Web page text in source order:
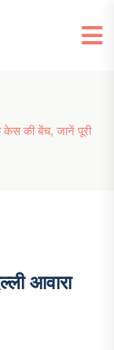
केस की बेंच, जानें पूरी
आवारा